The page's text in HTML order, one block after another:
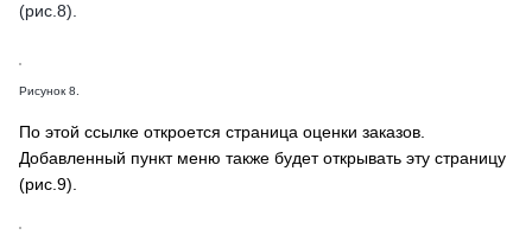
(рис.8).
Рисунок 8.
По этой ссылке откроется страница оценки заказов.
Добавленный пункт меню также будет открывать эту страницу
(рис.9).